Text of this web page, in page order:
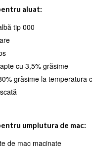
aluat:
tip 000
cu 3,5% grăsime
grăsime la temperatura
umplutura de mac:
de mac macinate